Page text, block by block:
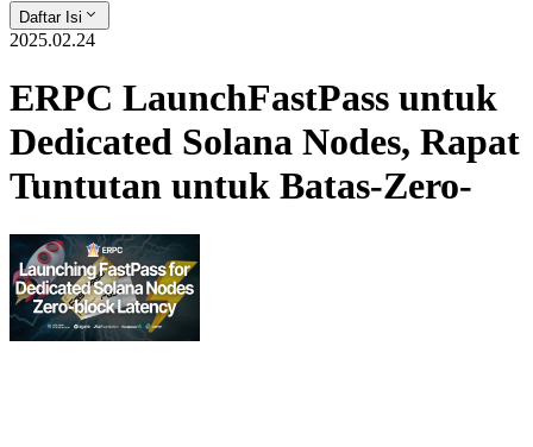
Daftar Isi
2025.02.24
ERPC LaunchFastPass untuk
Dedicated Solana Nodes, Rapat
Tuntutan untuk Batas-Zero-